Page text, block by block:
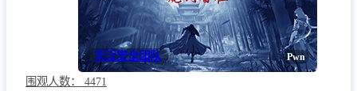
Pwn
天汉安全团队
围观人数：
4471